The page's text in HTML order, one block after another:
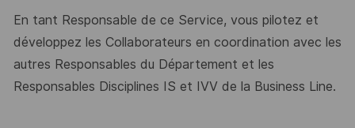
En tant Responsable de ce Service, vous pilotez et
développez les Collaborateurs en coordination avec les
autres Responsables du Département et les
Responsables Disciplines IS et IVV de la Business Line.